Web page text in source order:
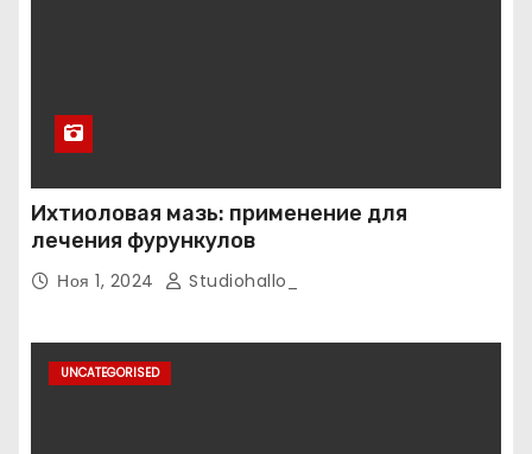
Ихтиоловая мазь: применение для
лечения фурункулов
Ноя 1, 2024 Studiohallo_
UNCATEGORISED